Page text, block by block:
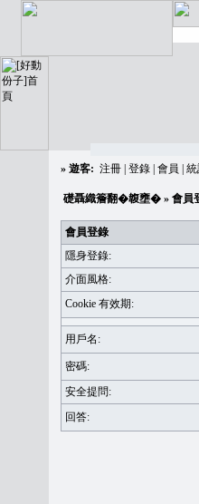
» 遊客: 注冊 登錄 會員
礎聶織簷翻�䪖壅� » 會員
會員登錄
隱身登錄:
介面風格:
Cookie 有效期:
用戶名:
密碼:
安全提問:
回答: